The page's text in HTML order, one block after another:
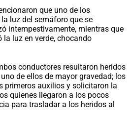
que uno de los
luz del semáforo que se
intempestivamente, mientras que
luz en verde, chocando
conductores resultaron heridos
de ellos de mayor gravedad; los
primeros auxilios y solicitaron la
quienes llegaron a los pocos
para trasladar a los heridos al